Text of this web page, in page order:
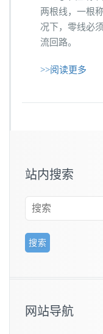
两根线，一根
况下，零线必
流回路。
>>阅读更多
站内搜索
网站导航